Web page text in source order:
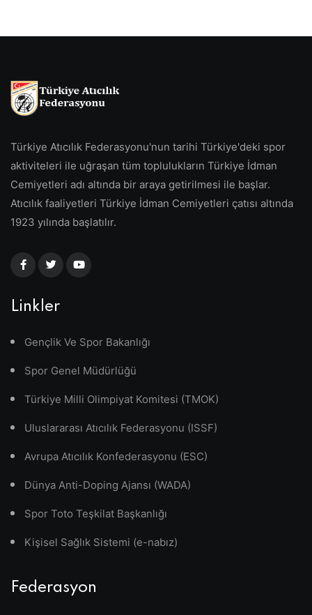
Türkiye Atıcılık Federasyonu'nun tarihi Türkiye'deki spor
aktiviteleri ile uğraşan tüm toplulukların Türkiye İdman
Cemiyetleri adı altında bir araya getirilmesi ile başlar.
Atıcılık faaliyetleri Türkiye İdman Cemiyetleri çatısı altında
1923 yılında başlatılır.
Linkler
Gençlik Ve Spor Bakanlığı
Spor Genel Müdürlüğü
Türkiye Milli Olimpiyat Komitesi (TMOK)
Uluslararası Atıcılık Federasyonu (ISSF)
Avrupa Atıcılık Konfederasyonu (ESC)
Dünya Anti-Doping Ajansı (WADA)
Spor Toto Teşkilat Başkanlığı
Kişisel Sağlık Sistemi (e-nabız)
Federasyon